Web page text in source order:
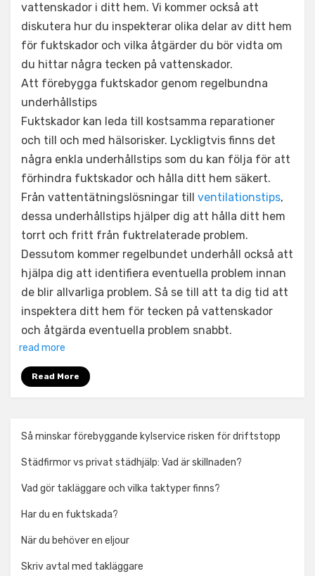
vattenskador i ditt hem. Vi kommer också att
diskutera hur du inspekterar olika delar av ditt hem
för fuktskador och vilka åtgärder du bör vidta om
du hittar några tecken på vattenskador.
Att förebygga fuktskador genom regelbundna
underhållstips
Fuktskador kan leda till kostsamma reparationer
och till och med hälsorisker. Lyckligtvis finns det
några enkla underhållstips som du kan följa för att
förhindra fuktskador och hålla ditt hem säkert.
Från vattentätningslösningar till ventilationstips,
dessa underhållstips hjälper dig att hålla ditt hem
torrt och fritt från fuktrelaterade problem.
Dessutom kommer regelbundet underhåll också att
hjälpa dig att identifiera eventuella problem innan
de blir allvarliga problem. Så se till att ta dig tid att
inspektera ditt hem för tecken på vattenskador
och åtgärda eventuella problem snabbt.
read more
Read More
Så minskar förebyggande kylservice risken för driftstopp
Städfirmor vs privat städhjälp: Vad är skillnaden?
Vad gör takläggare och vilka taktyper finns?
Har du en fuktskada?
När du behöver en eljour
Skriv avtal med takläggare